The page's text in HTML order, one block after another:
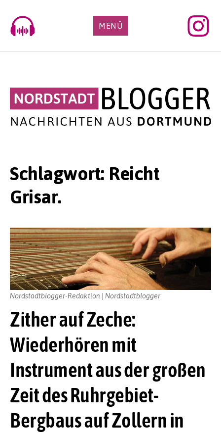
content
MENÜ
Schlagwort: Reicht
Grisar.
Zither auf Zeche:
Wiederhören mit
Instrument aus der großen
Zeit des Ruhrgebiet-
Bergbaus auf Zollern in
Nordstadtblogger-Redaktion | Nordstadtblogger